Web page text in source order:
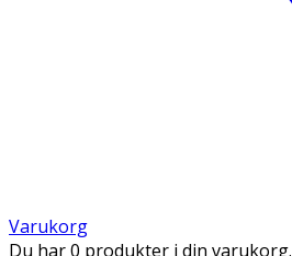
Varukorg
Du har 0 produkter i din varukorg.